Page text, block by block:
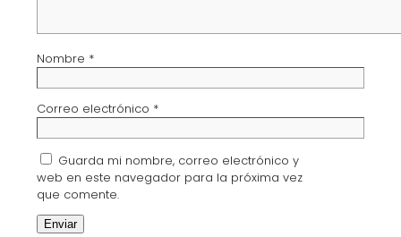
Nombre *
Correo electrónico *
Guarda mi nombre, correo electrónico y
web en este navegador para la próxima vez
que comente.